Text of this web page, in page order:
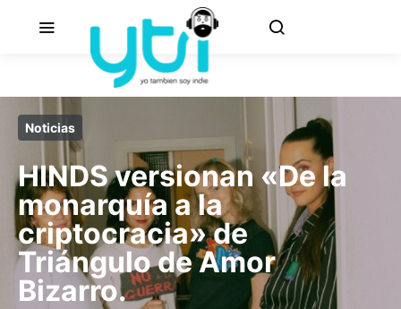
Noticias
HINDS versionan «De la
monarquía a la
criptocracia» de
Triángulo de Amor
Bizarro.